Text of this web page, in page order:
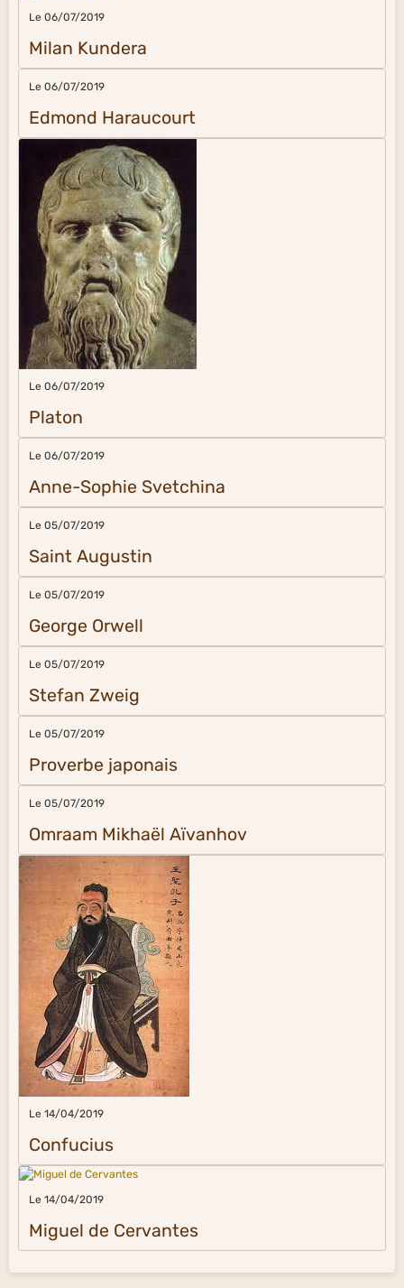
Le 06/07/2019
Milan Kundera
Le 06/07/2019
Edmond Haraucourt
Le 06/07/2019
Platon
Le 06/07/2019
Anne-Sophie Svetchina
Le 05/07/2019
Saint Augustin
Le 05/07/2019
George Orwell
Le 05/07/2019
Stefan Zweig
Le 05/07/2019
Proverbe japonais
Le 05/07/2019
Omraam Mikhaël Aïvanhov
Le 14/04/2019
Confucius
Le 14/04/2019
Miguel de Cervantes